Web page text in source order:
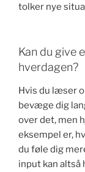
tolker nye
Kan du give
hverdagen?
Hvis du læser
bevæge dig
over det, men
eksempel er,
du føle dig
input kan altså